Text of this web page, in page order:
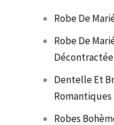
Robe De
Robe De
Décontractée
Dentelle Et
Romantiques
Robes